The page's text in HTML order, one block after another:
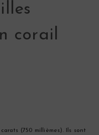
corail
carats (750 millièmes). Ils sont